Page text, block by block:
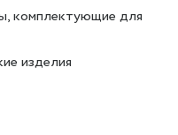
комплектующие для
изделия